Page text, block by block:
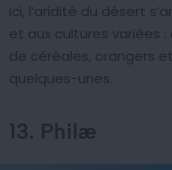
Ici, l’aridité du désert
et aux cultures variées
de céréales, orangers
quelques-unes.
13. Philæ